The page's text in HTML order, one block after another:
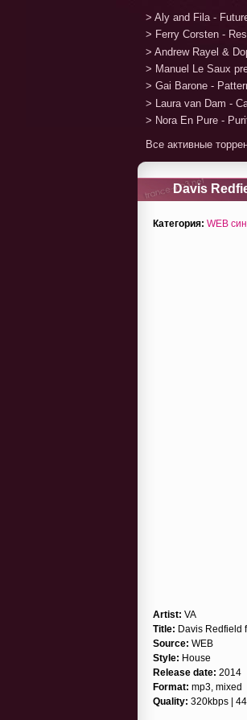
> Aly and Fila -
> Ferry Corsten -
> Andrew Rayel &
> Manuel Le Saux
> Gai Barone -
> Laura van Dam -
> Nora En Pure -
Все активные
Davis
Категория: WEB
Artist: VA
Title: Davis Redfield
Source: WEB
Style: House
Release date: 2014
Format: mp3, mixed
Quality: 320kbps |